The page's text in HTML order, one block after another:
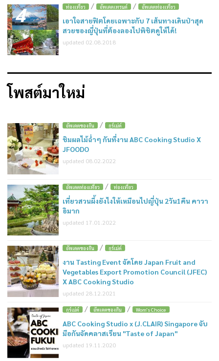
4 ท่องเที่ยว / อัพเดตเทรนด์ / อัพเดตท่องเที่ยว
เอาใจสายฟิตโดยเฉพาะกับ 7 เส้นทางเดินป่าสุด
สวยของญี่ปุ่นที่ต้องลองไปพิชิตดูให้ได้!
updated 02.08.2018
โพสต์มาใหม่
อัพเดตของกิน / กูร์เม่ต์
ชิมผลไม้ฉ่ำๆ กันที่งาน ABC Cooking Studio X
JFOODO
updated 08.02.2022
อัพเดตท่องเที่ยว / ท่องเที่ยว
เที่ยวสวนผึ้งยังไงให้เหมือนไปญี่ปุ่น 2วัน1คืน คาวา
อิมาก
updated 17.01.2022
อัพเดตของกิน / กูร์เม่ต์
งาน Tasting Event จัดโดย Japan Fruit and
Vegetables Export Promotion Council (JFEC)
X ABC Cooking Studio
updated 28.12.2021
กูร์เม่ต์ / อัพเดตของกิน / Wom's Choice
ABC Cooking Studio x (J.CLAIR) Singapore จับ
มือกันจัดคลาสเรียน "Taste of Japan"
updated 19.11.2020